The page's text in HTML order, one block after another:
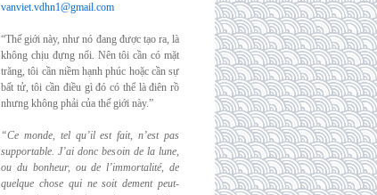
vanviet.vdhn1@gmail.com
“Thế giới này, như nó đang được tạo ra, là
không chịu đựng nổi. Nên tôi cần có mặt
trăng, tôi cần niềm hạnh phúc hoặc cần sự
bất tử, tôi cần điều gì đó có thể là điên rồ
nhưng không phải của thế giới này.”
“Ce monde, tel qu’il est fait, n’est pas
supportable. J’ai donc besoin de la lune,
ou du bonheur, ou de l’immortalité, de
quelque chose qui ne soit dement peut-